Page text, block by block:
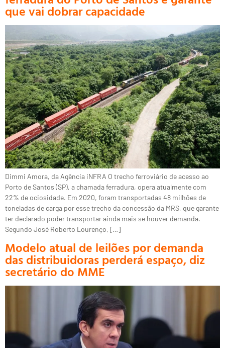
que vai dobrar capacidade
Dimmi Amora, da Agência iNFRA O trecho ferroviário de acesso ao
Porto de Santos (SP), a chamada ferradura, opera atualmente com
22% de ociosidade. Em 2020, foram transportadas 48 milhões de
toneladas de carga por esse trecho da concessão da MRS, que garante
ter declarado poder transportar ainda mais se houver demanda.
Segundo José Roberto Lourenço, […]
Modelo atual de leilões por demanda
das distribuidoras perderá espaço, diz
secretário do MME